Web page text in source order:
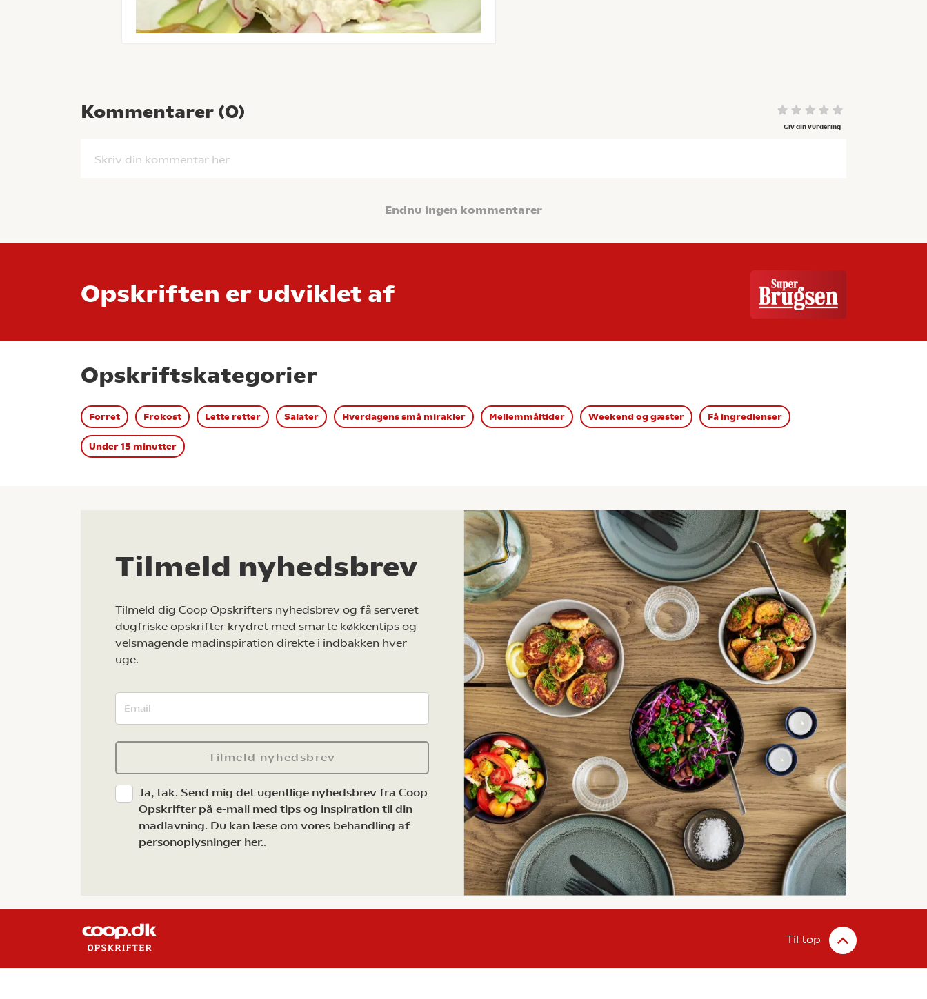
Kommentarer (0)
Giv din vurdering
Skriv din kommentar her
Endnu ingen kommentarer
Opskriften er udviklet af
Opskriftskategorier
Forret Frokost Lette retter Salater Hverdagens små mirakler Mellemmåltider Weekend og gæster Få ingredienser
Under 15 minutter
Tilmeld nyhedsbrev
Tilmeld dig Coop Opskrifters nyhedsbrev og få serveret
dugfriske opskrifter krydret med smarte køkkentips og
velsmagende madinspiration direkte i indbakken hver
uge.
Tilmeld nyhedsbrev
Ja, tak. Send mig det ugentlige nyhedsbrev fra Coop
Opskrifter på e-mail med tips og inspiration til din
madlavning. Du kan læse om vores behandling af
personoplysninger her..
Til top